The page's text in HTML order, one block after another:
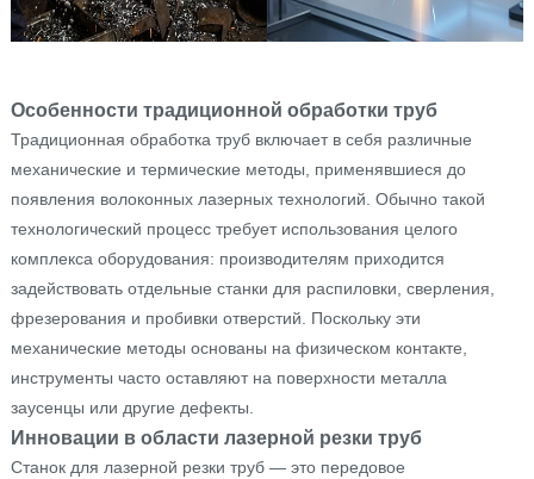
Особенности традиционной обработки труб
Традиционная обработка труб включает в себя различные
механические и термические методы, применявшиеся до
появления волоконных лазерных технологий. Обычно такой
технологический процесс требует использования целого
комплекса оборудования: производителям приходится
задействовать отдельные станки для распиловки, сверления,
фрезерования и пробивки отверстий. Поскольку эти
механические методы основаны на физическом контакте,
инструменты часто оставляют на поверхности металла
заусенцы или другие дефекты.
Инновации в области лазерной резки труб
Станок для лазерной резки труб — это передовое